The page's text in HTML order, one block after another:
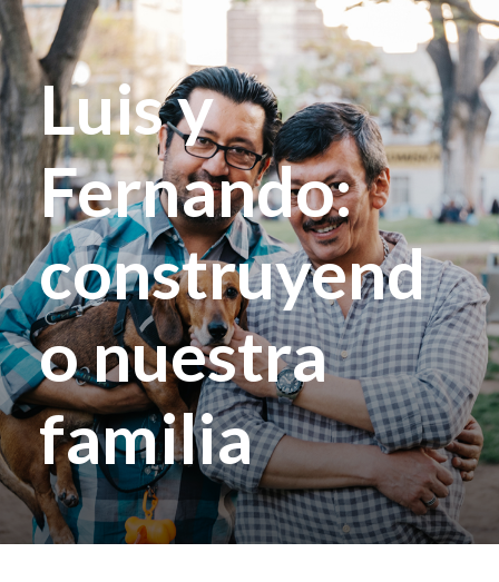
Luis y
Fernando:
construyend
o nuestra
familia